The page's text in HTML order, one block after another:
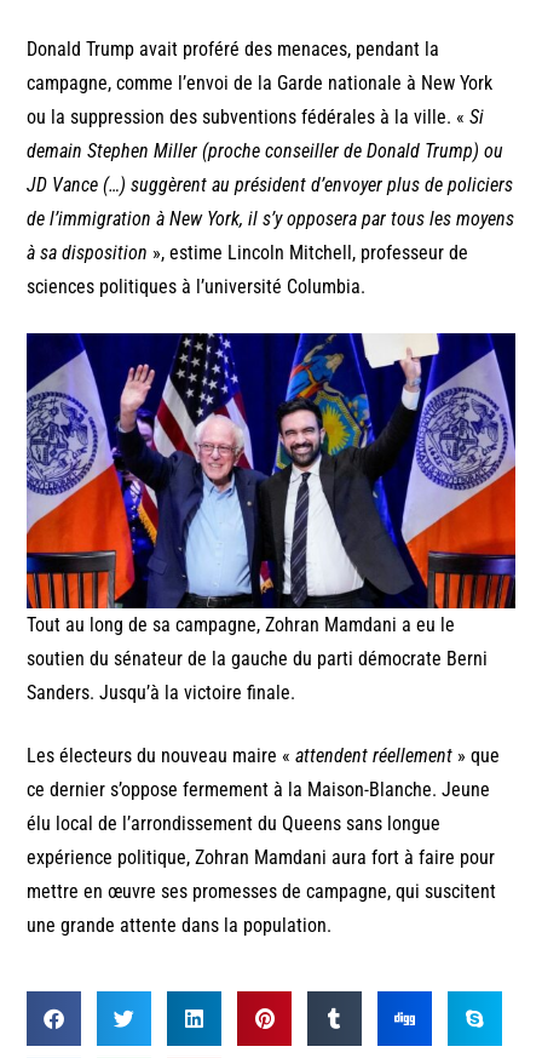
Donald Trump avait proféré des menaces, pendant la
campagne, comme l’envoi de la Garde nationale à New York
ou la suppression des subventions fédérales à la ville. «Si
demain Stephen Miller (proche conseiller de Donald Trump) ou
JD Vance (…) suggèrent au président d’envoyer plus de policiers
de l’immigration à New York, il s’y opposera par tous les moyens
à sa disposition », estime Lincoln Mitchell, professeur de
sciences politiques à l’université Columbia.
Tout au long de sa campagne, Zohran Mamdani a eu le
soutien du sénateur de la gauche du parti démocrate Berni
Sanders. Jusqu’à la victoire finale.
Les électeurs du nouveau maire «attendent réellement » que
ce dernier s’oppose fermement à la Maison-Blanche. Jeune
élu local de l’arrondissement du Queens sans longue
expérience politique, Zohran Mamdani aura fort à faire pour
mettre en œuvre ses promesses de campagne, qui suscitent
une grande attente dans la population.